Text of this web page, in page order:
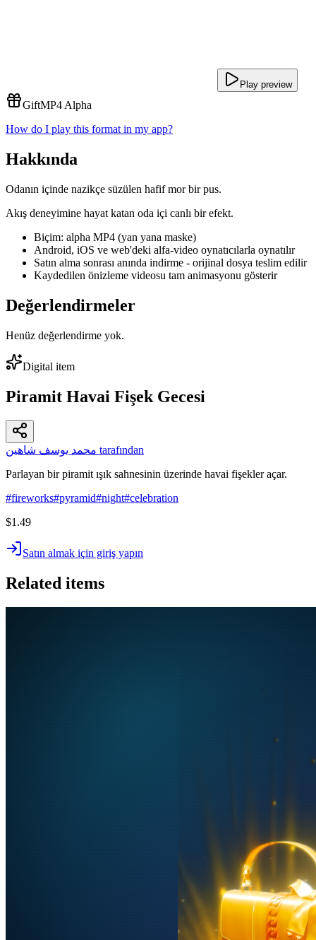
Play preview
GiftMP4 Alpha
How do I play this format in my app?
Hakkında
Odanın içinde nazikçe süzülen hafif mor bir pus.
Akış deneyimine hayat katan oda içi canlı bir efekt.
Biçim: alpha MP4 (yan yana maske)
Android, iOS ve web'deki alfa-video oynatıcılarla oynatılır
Satın alma sonrası anında indirme - orijinal dosya teslim edilir
Kaydedilen önizleme videosu tam animasyonu gösterir
Değerlendirmeler
Henüz değerlendirme yok.
Digital item
Piramit Havai Fişek Gecesi
محمد يوسف شاهين tarafından
Parlayan bir piramit ışık sahnesinin üzerinde havai fişekler açar.
#fireworks#pyramid#night#celebration
$1.49
Satın almak için giriş yapın
Related items